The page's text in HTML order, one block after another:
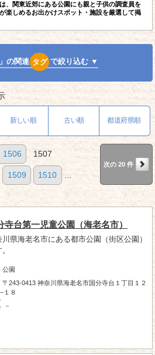
、関東近郊にある公園にも親と子供の調査員を
楽しめるお出かけスポット・施設を厳選して掲
の関連 タグ で絞り込む ▼
新しい順 古い順 都道府県順
1506 1507
1509 1510 ...
次の 20 件
寺台第一児童公園（海老名市）
川県海老名市にある都市公園（街区公園）
公園
〒243-0413 神奈川県海老名市国分寺台１丁目１２
−１８
－